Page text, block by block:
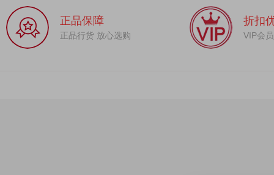
正品保障
正品行货 放心选购
折扣
VIP会